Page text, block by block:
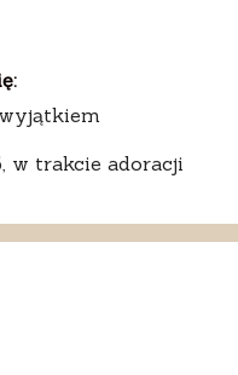
w trakcie adoracji